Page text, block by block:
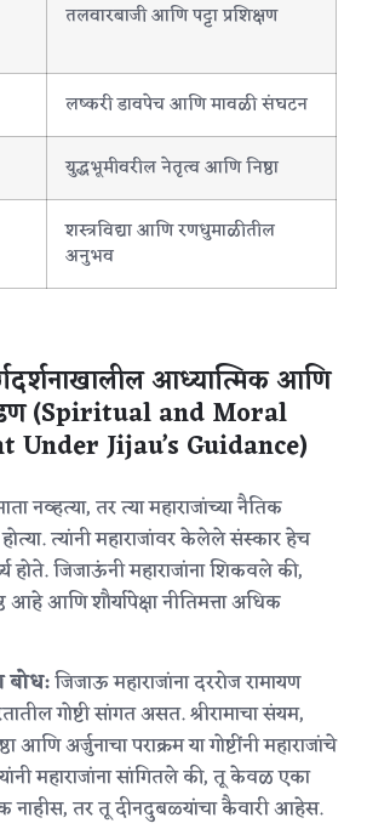
तलवारबाजी आणि पट्टा प्रशिक्षण
लष्करी डावपेच आणि मावळी संघटन
युद्धभूमीवरील नेतृत्व आणि निष्ठा
शस्त्रविद्या आणि रणधुमाळीतील
अनुभव
आध्यात्मिक आणि
(Spiritual and Moral
Under Jijau’s Guidance)
नव्हत्या, तर त्या महाराजांच्या नैतिक
होत्या. त्यांनी महाराजांवर केलेले संस्कार हेच
होते.जिजाऊंनी महाराजांना शिकवले की,
आहे आणि शौर्यापेक्षा नीतिमत्ता अधिक
बोध:जिजाऊ महाराजांना दररोज रामायण
गोष्टी सांगत असत. श्रीरामाचा संयम,
आणि अर्जुनाचा पराक्रम या गोष्टींनी महाराजांचे
महाराजांना सांगितले की, तू केवळ एका
नाहीस, तर तू दीनदुबळ्यांचा कैवारी आहेस.